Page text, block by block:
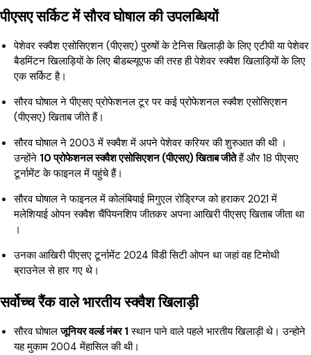
पीएसए सर्किट में सौरव घोषाल की उपलब्धियों
पेशेवर स्क्वैश एसोसिएशन (पीएसए) पुरुषों के टेनिस खिलाड़ी के लिए एटीपी या पेशेवर
बैडमिंटन खिलाड़ियों के लिए बीडब्ल्यूएफ की तरह ही पेशेवर स्क्वैश खिलाड़ियों के लिए
एक सर्किट है।
सौरव घोषाल ने पीएसए प्रोफेशनल टूर पर कई प्रोफेशनल स्क्वैश एसोसिएशन
(पीएसए) खिताब जीते हैं।
सौरव घोषाल ने 2003 में स्क्वैश में अपने पेशेवर करियर की शुरुआत की थी ।
उन्होंने 10 प्रोफेशनल स्क्वैश एसोसिएशन (पीएसए) खिताब जीतेहैं और 18 पीएसए
टूर्नामेंट के फाइनल में पहुंचे हैं।
सौरव घोषाल ने फाइनल में कोलंबियाई मिगुएल रोड्रिग्ज को हराकर 2021 में
मलेशियाई ओपन स्क्वैश चैंपियनशिप जीतकर अपना आखिरी पीएसए खिताब जीता था
।
उनका आखिरी पीएसए टूर्नामेंट 2024 विंडी सिटी ओपन था जहां वह टिमोथी
ब्राउनेल से हार गए थे।
सर्वोच्च रैंक वाले भारतीय स्क्वैश खिलाड़ी
सौरव घोषालजूनियर वर्ल्ड नंबर 1 स्थान पाने वाले पहले भारतीय खिलाड़ी थे। उन्होने
यह मुकाम 2004 मेंहासिल की थी।